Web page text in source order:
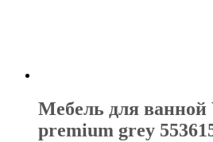
Мебель для ванной
premium grey